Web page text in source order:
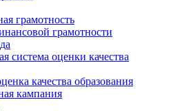
грамотность
грамотности
система оценки качества
качества образования
кампания